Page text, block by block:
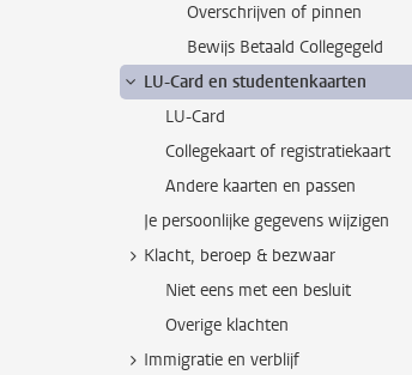
Overschrijven of pinnen
Bewijs Betaald Collegegeld
LU-Card en studentenkaarten
LU-Card
Collegekaart of registratiekaart
Andere kaarten en passen
Je persoonlijke gegevens wijzigen
Klacht, beroep & bezwaar
Niet eens met een besluit
Overige klachten
Immigratie en verblijf